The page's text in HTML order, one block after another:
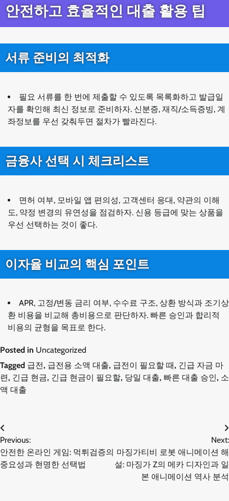
안전하고 효율적인 대출 활용 팁
서류 준비의 최적화
필요 서류를 한 번에 제출할 수 있도록 목록화하고 발급일
자를 확인해 최신 정보로 준비하자. 신분증, 재직/소득증빙, 계
좌정보를 우선 갖춰두면 절차가 빨라진다.
금융사 선택 시 체크리스트
면허 여부, 모바일 앱 편의성, 고객센터 응대, 약관의 이해
도, 약정 변경의 유연성을 점검하자. 신용 등급에 맞는 상품을
우선 선택하는 것이 좋다.
이자율 비교의 핵심 포인트
APR, 고정/변동 금리 여부, 수수료 구조, 상환 방식과 조기상
환 비용을 비교해 총비용으로 판단하자. 빠른 승인과 합리적
비용의 균형을 목표로 한다.
Posted in Uncategorized
Tagged 급전, 급전용 소액 대출, 급전이 필요할 때, 긴급 자금 마
련, 긴급 현금, 긴급 현금이 필요할, 당일 대출, 빠른 대출 승인, 소
액 대출
글
탐
Previous:
안전한 온라인 게임: 먹튀검증의
중요성과 현명한 선택법
Next:
마징가티비 로봇 애니메이션 해
설: 마징가 Z의 메카 디자인과 일
본 애니메이션 역사 분석